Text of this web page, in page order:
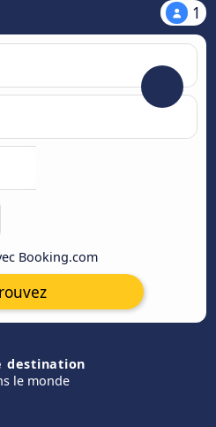
1
Booking.com
destination
le monde